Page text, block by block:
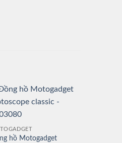
hồ Motogadget